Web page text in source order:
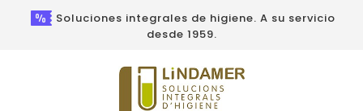
Soluciones integrales de higiene. A su servicio
desde 1959.